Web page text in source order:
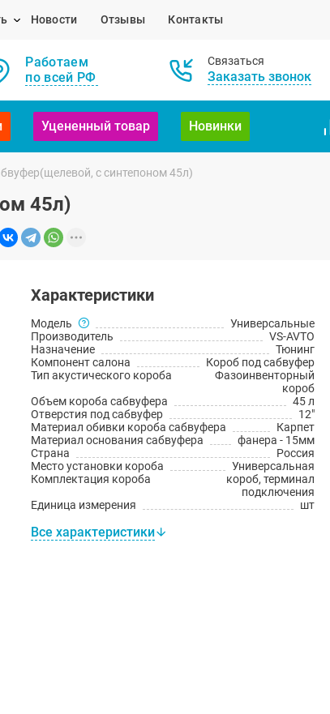
Новости Отзывы Контакты
Работаем
по всей РФ
Связаться
Заказать звонок
Уцененный товар Новинки
с синтепоном 45л)
45л)
Характеристики
Модель
Универсальные
Производитель
VS-AVTO
Назначение
Тюнинг
Компонент салона
Короб под сабвуфер
Тип акустического короба
Фазоинвенторный
короб
Объем короба сабвуфера
45 л
Отверстия под сабвуфер
12"
Материал обивки короба сабвуфера
Карпет
Материал основания сабвуфера
фанера - 15мм
Страна
Россия
Место установки короба
Универсальная
Комплектация короба
короб, терминал
подключения
Единица измерения
шт
Все характеристики